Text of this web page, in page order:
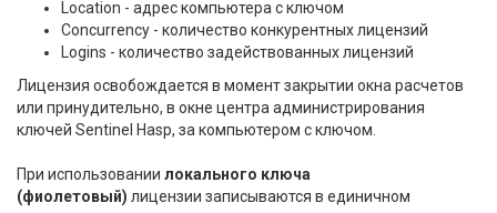
Location - адрес компьютера с ключом
Concurrency - количество конкурентных лицензий
Logins - количество задействованных лицензий
Лицензия освобождается в момент закрытии окна расчетов
или принудительно, в окне центра администрирования
ключей Sentinel Hasр, за компьютером с ключом.
При использовании локального ключа
(фиолетовый) лицензии записываются в единичном